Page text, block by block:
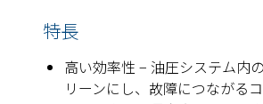
特長
高い効率性 − 油圧システム内
リーンにし、故障につながる